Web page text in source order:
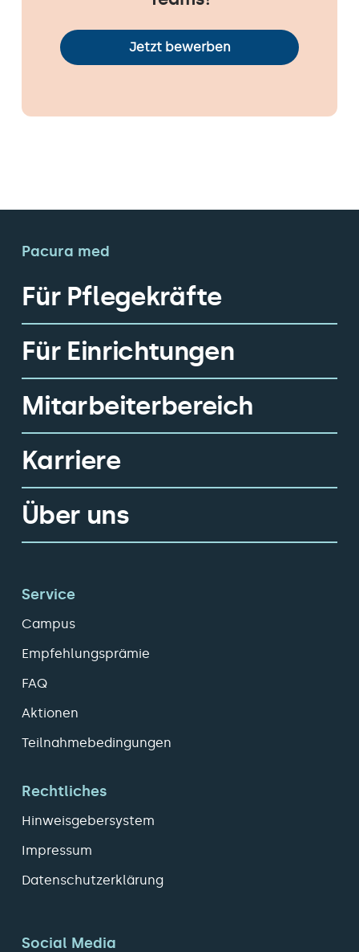
Jetzt bewerben
Pacura med
Für Pflegekräfte
Für Einrichtungen
Mitarbeiterbereich
Karriere
Über uns
Service
Campus
Empfehlungsprämie
FAQ
Aktionen
Teilnahmebedingungen
Rechtliches
Hinweisgebersystem
Impressum
Datenschutzerklärung
Social Media